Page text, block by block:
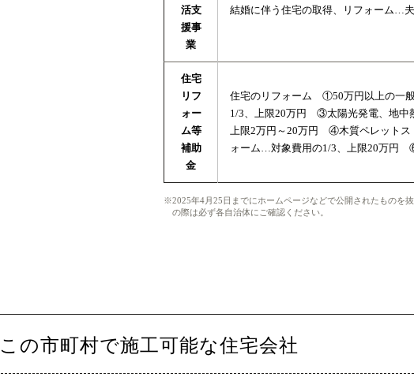
活支
援事
業
結婚に伴う住宅の取得、リフォーム…
住宅
リフ
ォー
ム等
補助
金
住宅のリフォーム ①50万円以上の一
1/3、上限20万円 ③太陽光発電、地中
上限2万円～20万円 ④木質ペレット
ォーム…対象費用の1/3、上限20万円
2025年4月25日までにホームページなどで公開されたものを
の際は必ず各自治体にご確認ください。
この市町村で施工可能な住宅会社